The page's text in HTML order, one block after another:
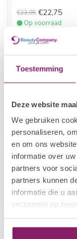
Toestemming
Deze website
We gebruiken
personaliseren,
en om ons
informatie over
partners voor
partners kunnen
informatie die u
verzameld op
€23,95 €22,75
Op voorraad
I.Am Gift Set L
Bliss
€49,95
Op voorraad